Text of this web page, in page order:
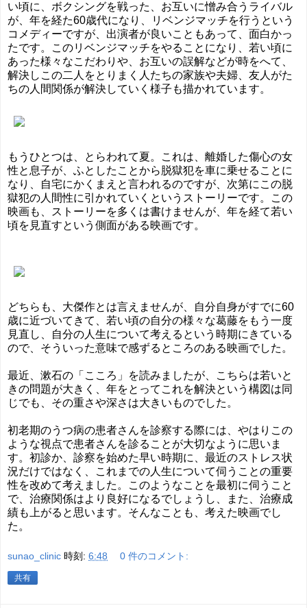
い頃に、ボクシングを戦った、お互いに憎み合うライバル
が、年を経た60歳代になり、リベンジマッチを行うという
コメディーですが、出演者が良いこともあって、面白かっ
たです。このリベンジマッチをやることになり、若い頃に
あった様々なこだわりや、お互いの誤解などが時をへて、
解決しこの二人をとりまく人たちの家族や夫婦、友人がた
ちの人間関係が解決していく様子も描かれています。
もうひとつは、とらわれて夏。これは、離婚した傷心の女
性と息子が、ふとしたことから脱獄犯を車に乗せることに
なり、自宅にかくまえと言われるのですが、次第にこの脱
獄犯の人間性に引かれていくというストーリーです。この
映画も、ストーリーを多くは書けませんが、年を経て若い
頃を見直すという側面がある映画です。
どちらも、大傑作とは言えませんが、自分自身がすでに60
歳に近づいてきて、若い頃の自分の様々な葛藤をもう一度
見直し、自分の人生について考えるという時期にきている
ので、そういった意味で感ずるところのある映画でした。
最近、漱石の「こころ」を読みましたが、こちらは若いと
きの問題が大きく、年をとってこれを解決という構図は同
じでも、その重さや深さは大きいものでした。
初老期のうつ病の患者さんを診察する際には、やはりこの
ような視点で患者さんを診ることが大切なように思いま
す。初診か、診察を始めた早い時期に、最近のストレス状
況だけではなく、これまでの人生について伺うことの重要
性を改めて考えました。このようなことを最初に伺うこと
で、治療関係はより良好になるでしょうし、また、治療成
績も上がると思います。そんなことも、考えた映画でし
た。
sunao_clinic 時刻: 6:48 0 件のコメント:
共有